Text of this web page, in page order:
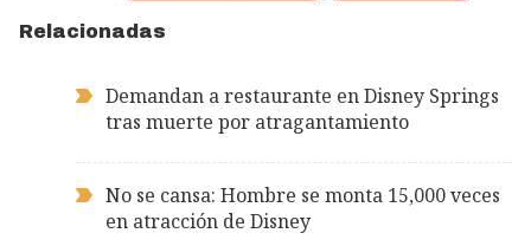
Relacionadas
Demandan a restaurante en Disney Springs
tras muerte por atragantamiento
No se cansa: Hombre se monta 15,000 veces
en atracción de Disney